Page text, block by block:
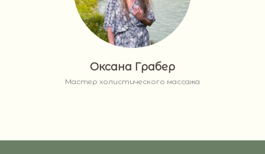
Оксана Грабер
Мастер холистического массажа